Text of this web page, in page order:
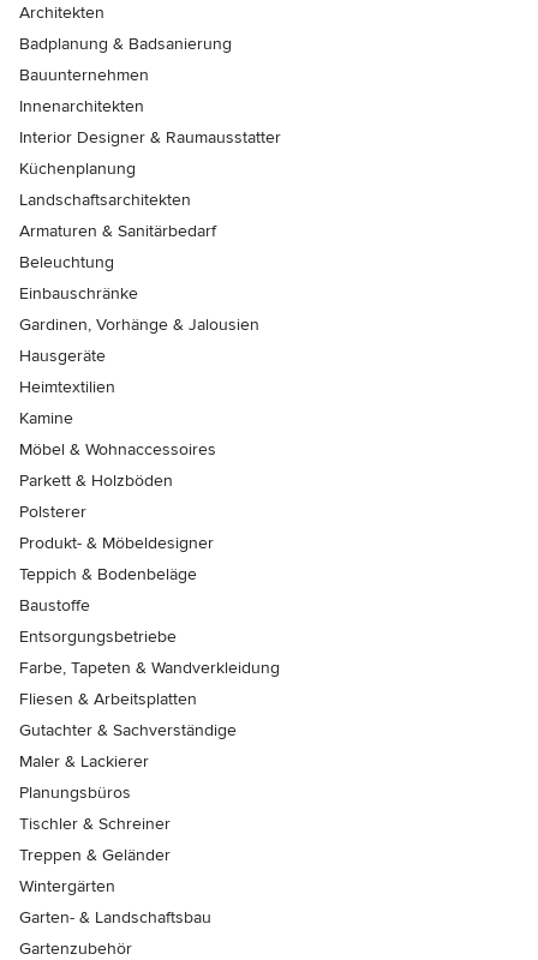
Architekten
Badplanung & Badsanierung
Bauunternehmen
Innenarchitekten
Interior Designer & Raumausstatter
Küchenplanung
Landschaftsarchitekten
Armaturen & Sanitärbedarf
Beleuchtung
Einbauschränke
Gardinen, Vorhänge & Jalousien
Hausgeräte
Heimtextilien
Kamine
Möbel & Wohnaccessoires
Parkett & Holzböden
Polsterer
Produkt- & Möbeldesigner
Teppich & Bodenbeläge
Baustoffe
Entsorgungsbetriebe
Farbe, Tapeten & Wandverkleidung
Fliesen & Arbeitsplatten
Gutachter & Sachverständige
Maler & Lackierer
Planungsbüros
Tischler & Schreiner
Treppen & Geländer
Wintergärten
Garten- & Landschaftsbau
Gartenzubehör